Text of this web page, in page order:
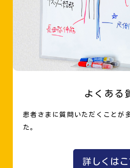
よくある
患者さまに質問いただくことが
た。
詳しくはこ